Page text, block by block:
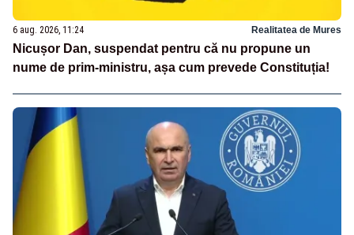
6 aug. 2026, 11:24 Realitatea de Mures
Nicușor Dan, suspendat pentru că nu propune un
nume de prim-ministru, așa cum prevede Constituția!